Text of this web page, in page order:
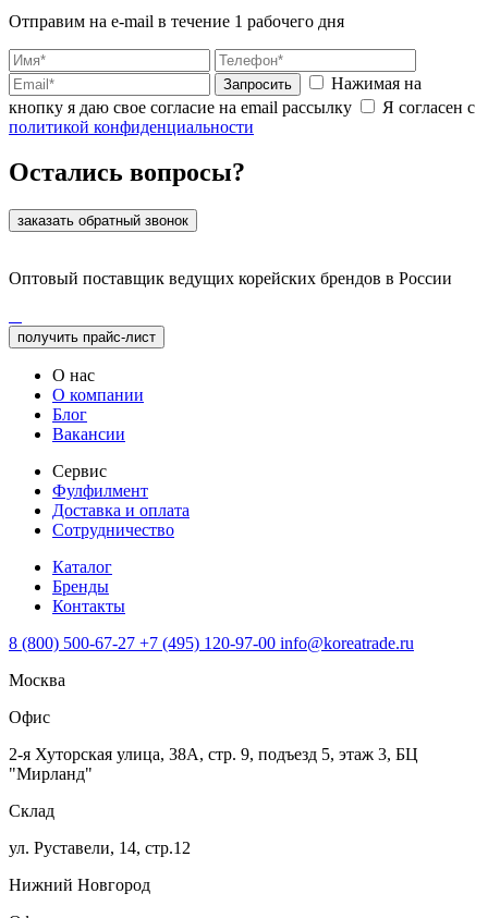
Отправим на e-mail в течение 1 рабочего дня
Запросить
Нажимая на
кнопку я даю свое согласие на email рассылку
Я согласен с
политикой конфиденциальности
Остались вопросы?
заказать обратный звонок
Оптовый поставщик ведущих корейских брендов в России
получить прайс-лист
О нас
О компании
Блог
Вакансии
Сервис
Фулфилмент
Доставка и оплата
Сотрудничество
Каталог
Бренды
Контакты
8 (800) 500-67-27 +7 (495) 120-97-00 info@koreatrade.ru
Москва
Офис
2-я Хуторская улица, 38А, стр. 9, подъезд 5, этаж 3, БЦ
"Мирланд"
Склад
ул. Руставели, 14, стр.12
Нижний Новгород